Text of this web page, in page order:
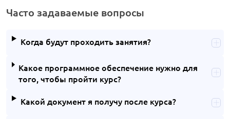
Часто задаваемые вопросы
Когда будут проходить занятия?
Какое программное обеспечение нужно для
того, чтобы пройти курс?
Какой документ я получу после курса?